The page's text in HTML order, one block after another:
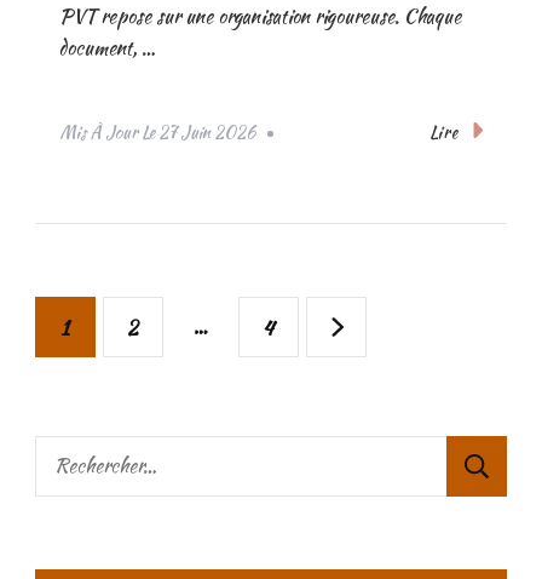
PVT repose sur une organisation rigoureuse. Chaque
document, …
Mis À Jour Le27 Juin 2026 Lire
Pagination
publications
Page
1 Page
2 … Page
4
Rechercher :